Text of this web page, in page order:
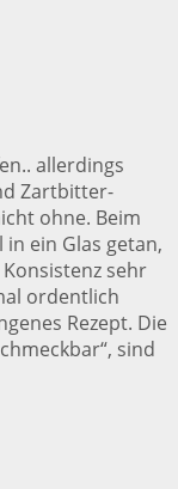
allerdings
Zartbitter-
ohne. Beim
ein Glas getan,
sehr
ordentlich
Rezept. Die
sind